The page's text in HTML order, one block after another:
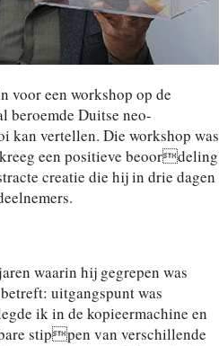
voor een workshop op de
beroemde Duitse neo-
kan vertellen. Die workshop was
een positieve beoordeling
creatie die hij in drie dagen
waarin hij gegrepen was
uitgangspunt was
ik in de kopieermachine en
stippen van verschillende